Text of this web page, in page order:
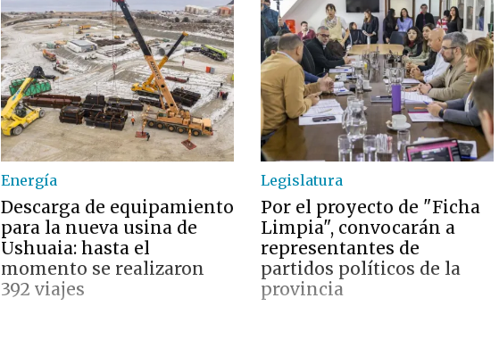
Energía
Descarga de equipamiento
para la nueva usina de
Ushuaia: hasta el
momento se realizaron
392 viajes
Legislatura
Por el proyecto de "Ficha
Limpia", convocarán a
representantes de
partidos políticos de la
provincia